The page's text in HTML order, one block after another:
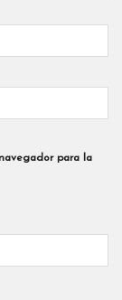
para la